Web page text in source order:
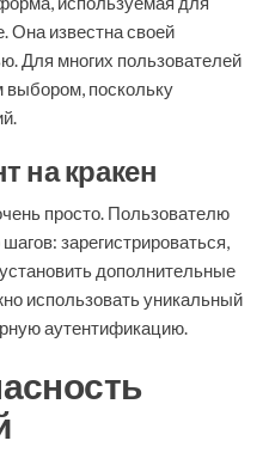
Она известна своей
Для многих пользователей
выбором, поскольку
на кракен
просто. Пользователю
зарегистрироваться,
дополнительные
использовать уникальный
аутентификацию.